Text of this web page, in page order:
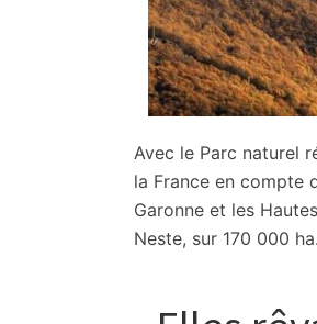
Avec le Parc naturel
la France en compte
Garonne et les
Neste, sur 170 000